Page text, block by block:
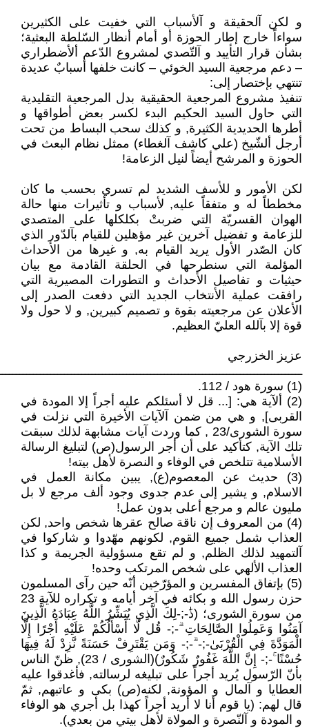
و لكن آلحقيقة و آلأسباب التي خفيت على الكثيرين
سواءاً خارج إطار الحوزة أو أمام أنظار السّلطة البعثية؛
بشأن قرار التأييد و آلتّصدي لمشروع الدّعم ألأضطراري
– دعم مرجعية السيد الخوئي – كانت خلفها أسبابٌ عديدة
تنتهي بإختصار إلى:
تنفيذ مشروع المرجعية الحقيقية بدل المرجعية التقليدية
التي حاول السيد الحكيم البدء لكسر بعض أطواقها و
أطرها الحديدية الكثيرة, و كذلك سحب البساط من تحت
أرجل ألشّيخ (علي كاشف آلغطاء) ممثل نظام البعث في
الحوزة و المرشح أيضاً لنيل الزعامة!
لكن الأمور و للأسف الشديد لم تسري بحسب ما كان
مخططاً له و متفقاً عليه, لأسباب و تأثيرات منها حالة
الهوان القسريّة التي ضربتْ بكلكلها على المتصدي
للزعامة و تفضيل آخرين غير مؤهلين للقيام بآلدّور الذي
كان الصّدر الأول يريد القيام به, و غيرها من الأحداث
المؤلمة التي سنطرحها في الحلقة القادمة مع بيان
حيثيات و تفاصيل الأحداث و التطورات المصيرية التي
رافقت عملية الأنتخاب الجديد التي دفعت الصدر إلى
الأعلان عن مرجعيته بقوة و تصميم كبيرين, و لا حول ولا
قوة إلا بآلله العليّ العظيم.
عزيز الخزرجي
(1) سورة هود / 112.
(2) ألآية هي: [... قل لا أسئلكم عليه أجراً إلا المودة في
القربى], و هي من ضمن آلآيات الأخيرة التي نزلت في
سورة الشورى/23 , كما وردت آيات مشابهة لذلك سبقت
تلك الآية, كتأكيد على أن أجر الرسول(ص) لتبليغ الرسالة
الأسلامية تتلخص في الوفاء و النصرة لأهل بيته!
(3) حديث عن المعصوم(ع), يبين مكانة العمل في
الاسلام, و يشير إلى عدم جدوى وجود ألف مرجع لا بل
مليون عالم و مرجع أعلى بدون عمل!
(4) من المعروف إن ناقة صالح عقرها شخص واحد, لكن
العذاب شمل جميع القوم, لكونهم مهّدوا و شاركوا في
آلتمهيد لذلك الظلم, و لم تقع مسؤولية الجريمة و كذا
العذاب الألهي على شخص المرتكب وحده!
(5) بإتفاق المفسرين و المؤرّخين أنّه حين رآى المسلمون
حزن رسول الله و بكائه في آخر أيامه و تكراره للآية 23
من سورة الشورى؛ (ذَٰ-;-لِكَ الَّذِي يُبَشِّرُ اللَّهُ عِبَادَهُ الَّذِينَ
آمَنُوا وَعَمِلُوا الصَّالِحَاتِ ۗ-;- قُل لَّا أَسْأَلُكُمْ عَلَيْهِ أَجْرًا إِلَّا
الْمَوَدَّةَ فِي الْقُرْبَىٰ-;- ۗ-;- وَمَن يَقْتَرِفْ حَسَنَةً نَّزِدْ لَهُ فِيهَا
حُسْنًا ۚ-;- إِنَّ اللَّهَ غَفُورٌ شَكُورٌ)(الشورى / 23), ظنّ الناس
بأنّ الرّسول يُريد أجراً على تبليغه لرسالته, فأغدقوا عليه
العطايا و آلمال و المؤونة, لكنه(ص) بكى و عاتبهم, ثمّ
قال لهم: (يا قوم أنا لا أريد أجراً كهذا بل أجري هو الوفاء
و المودة و آلنّصرة و المولاة لأهل بيتي من بعدي).